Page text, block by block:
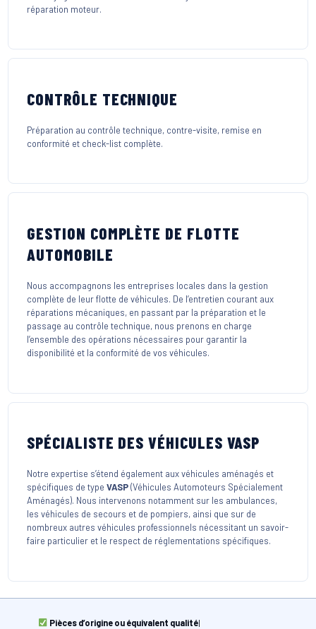
réparation moteur.
CONTRÔLE TECHNIQUE
Préparation au contrôle technique, contre-visite, remise en
conformité et check-list complète.
GESTION COMPLÈTE DE FLOTTE
AUTOMOBILE
Nous accompagnons les entreprises locales dans la gestion
complète de leur flotte de véhicules. De l’entretien courant aux
réparations mécaniques, en passant par la préparation et le
passage au contrôle technique, nous prenons en charge
l’ensemble des opérations nécessaires pour garantir la
disponibilité et la conformité de vos véhicules.
SPÉCIALISTE DES VÉHICULES VASP
Notre expertise s’étend également aux véhicules aménagés et
spécifiques de typeVASP(Véhicules Automoteurs Spécialement
Aménagés). Nous intervenons notamment sur les ambulances,
les véhicules de secours et de pompiers, ainsi que sur de
nombreux autres véhicules professionnels nécessitant un savoir-
faire particulier et le respect de réglementations spécifiques.
Pièces d’origine ou équivalent qualité|